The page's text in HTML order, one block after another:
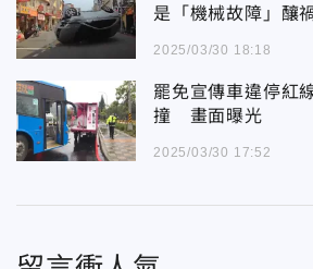
是「機械故障」釀
2025/03/30 18:18
罷免宣傳車違停紅
撞 畫面曝光
2025/03/30 17:52